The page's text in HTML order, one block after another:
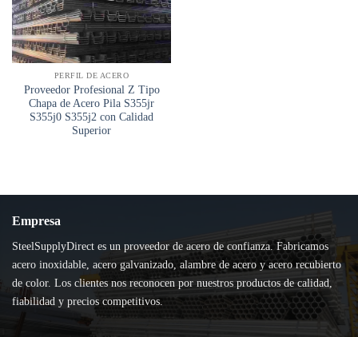
PERFIL DE ACERO
Proveedor Profesional Z Tipo
Chapa de Acero Pila S355jr
S355j0 S355j2 con Calidad
Superior
Empresa
SteelSupplyDirect es un proveedor de acero de confianza. Fabricamos
acero inoxidable, acero galvanizado, alambre de acero y acero recubierto
de color. Los clientes nos reconocen por nuestros productos de calidad,
fiabilidad y precios competitivos.